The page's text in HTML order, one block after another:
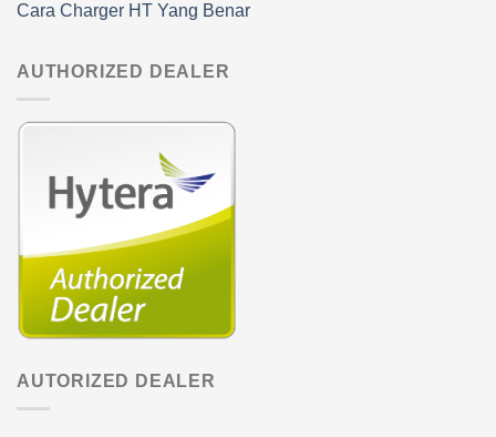
Cara Charger HT Yang Benar
AUTHORIZED DEALER
AUTORIZED DEALER